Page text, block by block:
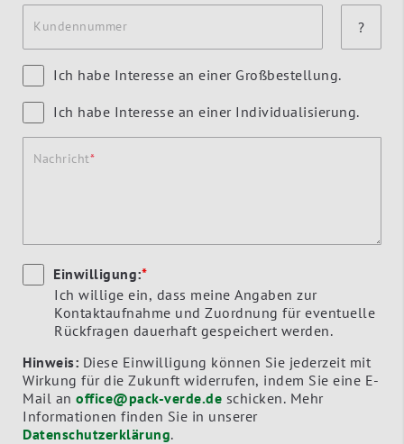
Kundennummer ?
Ich habe Interesse an einer Großbestellung.
Ich habe Interesse an einer Individualisierung.
Nachricht
Einwilligung:*
Ich willige ein, dass meine Angaben zur
Kontaktaufnahme und Zuordnung für eventuelle
Rückfragen dauerhaft gespeichert werden.
Hinweis: Diese Einwilligung können Sie jederzeit mit
Wirkung für die Zukunft widerrufen, indem Sie eine E-
Mail an office@pack-verde.de
Informationen finden Sie in unserer
Datenschutzerklärung.